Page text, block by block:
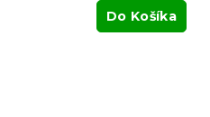
Do Košíka